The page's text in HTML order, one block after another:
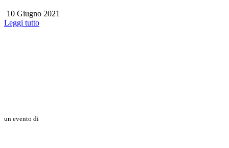
10 Giugno 2021
Leggi tutto
un evento di